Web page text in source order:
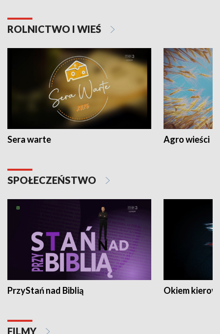
ROLNICTWO I WIEŚ
Sera warte Agro wieści
SPOŁECZEŃSTWO
PrzyStań nad Biblią Okiem
FILMY